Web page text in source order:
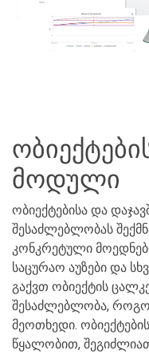
მოდული
ობიექტებისა და
შესაძლებლობას
კონკრეტული
საცურაო აუზები და
გაქვთ ობიექტის
შესაძლებლობა,
მეოთხედი.
წყალობით,